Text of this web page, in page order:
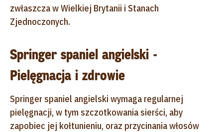
zwłaszcza w Wielkiej Brytanii i Stanach
Zjednoczonych.
Springer spaniel angielski -
Pielęgnacja i zdrowie
Springer spaniel angielski wymaga regularnej
pielęgnacji, w tym szczotkowania sierści, aby
zapobiec jej kołtunieniu, oraz przycinania włosów